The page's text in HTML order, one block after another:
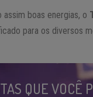
boas energias, o
para os diversos
QUE VOCÊ